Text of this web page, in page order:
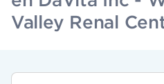
Valley Renal